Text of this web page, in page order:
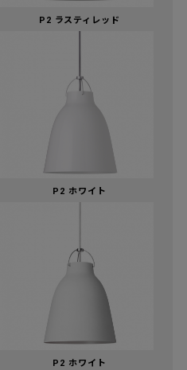
P2 ラスティレッド
P2 ホワイト
P2 ホワイト